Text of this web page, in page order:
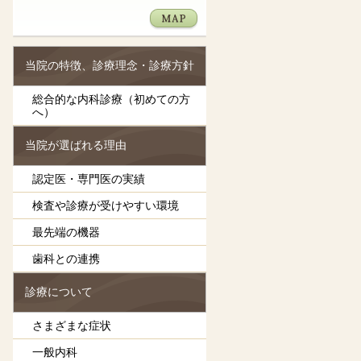
当院の特徴、診療理念・診療方針
総合的な内科診療（初めての方
へ）
当院が選ばれる理由
認定医・専門医の実績
検査や診療が受けやすい環境
最先端の機器
歯科との連携
診療について
さまざまな症状
一般内科